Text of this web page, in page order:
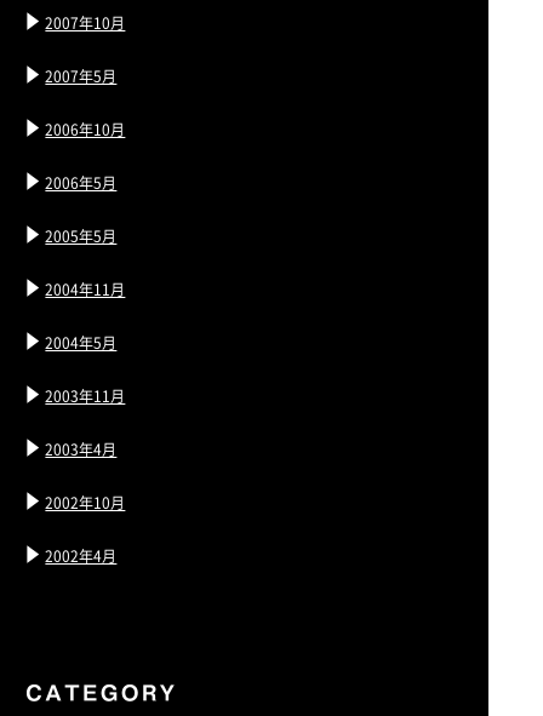
2007年10月
2007年5月
2006年10月
2006年5月
2005年5月
2004年11月
2004年5月
2003年11月
2003年4月
2002年10月
2002年4月